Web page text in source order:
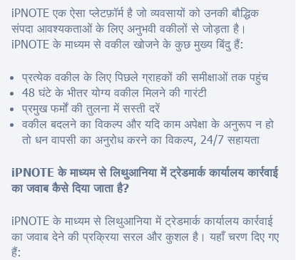
iPNOTE एक ऐसा प्लेटफ़ॉर्म है जो व्यवसायों को उनकी बौद्धिक
संपदा आवश्यकताओं के लिए अनुभवी वकीलों से जोड़ता है।
iPNOTE के माध्यम से वकील खोजने के कुछ मुख्य बिंदु हैं:
प्रत्येक वकील के लिए पिछले ग्राहकों की समीक्षाओं तक पहुंच
48 घंटे के भीतर योग्य वकील मिलने की गारंटी
प्रमुख फर्मों की तुलना में सस्ती दरें
वकील बदलने का विकल्प और यदि काम अपेक्षा के अनुरूप न हो
तो धन वापसी का अनुरोध करने का विकल्प, 24/7 सहायता
iPNOTE के माध्यम से लिथुआनिया में ट्रेडमार्क कार्यालय कार्रवाई
का जवाब कैसे दिया जाता है?
iPNOTE के माध्यम से लिथुआनिया में ट्रेडमार्क कार्यालय कार्रवाई
का जवाब देने की प्रक्रिया सरल और कुशल है। यहाँ चरण दिए गए
हैं: